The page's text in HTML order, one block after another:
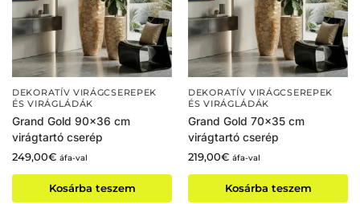
DEKORATÍV VIRÁGCSEREPEK
ÉS VIRÁGLÁDÁK
Grand Gold 90×36 cm
virágtartó cserép
249,00€ áfa-val
Kosárba teszem
DEKORATÍV VIRÁGCSEREPEK
ÉS VIRÁGLÁDÁK
Grand Gold 70×35 cm
virágtartó cserép
219,00€ áfa-val
Kosárba teszem